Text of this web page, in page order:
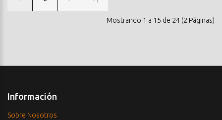
Mostrando 1 a 15 de 24 (2 Páginas)
Información
Sobre Nosotros